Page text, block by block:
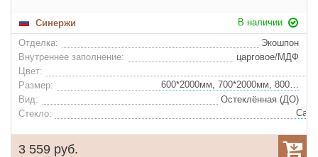
Синержи
В наличии
Отделка:
Экошпон
Внутреннее заполнение:
царговое/МДФ
Цвет:
Размер:
600*2000мм, 700*2000мм, 800*2000мм, 900*2000мм
Вид:
Остеклённая (ДО)
Стекло:
3 559 руб.